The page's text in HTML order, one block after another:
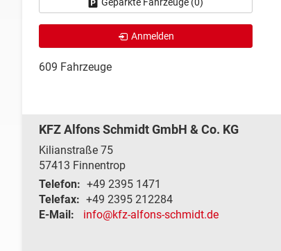
Anmelden
609 Fahrzeuge
KFZ Alfons Schmidt GmbH & Co. KG
Kilianstraße 75
57413 Finnentrop
Telefon: +49 2395 1471
Telefax: +49 2395 212284
E-Mail:
info@kfz-alfons-schmidt.de